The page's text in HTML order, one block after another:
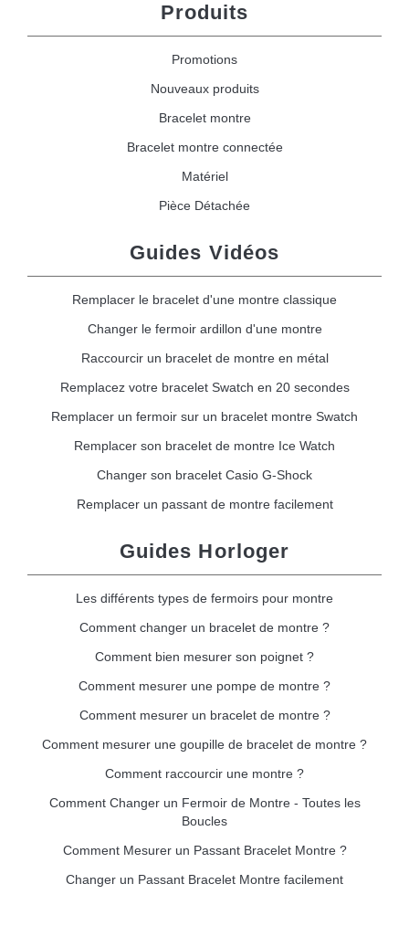
Produits
Promotions
Nouveaux produits
Bracelet montre
Bracelet montre connectée
Matériel
Pièce Détachée
Guides Vidéos
Remplacer le bracelet d'une montre classique
Changer le fermoir ardillon d'une montre
Raccourcir un bracelet de montre en métal
Remplacez votre bracelet Swatch en 20 secondes
Remplacer un fermoir sur un bracelet montre Swatch
Remplacer son bracelet de montre Ice Watch
Changer son bracelet Casio G-Shock
Remplacer un passant de montre facilement
Guides Horloger
Les différents types de fermoirs pour montre
Comment changer un bracelet de montre ?
Comment bien mesurer son poignet ?
Comment mesurer une pompe de montre ?
Comment mesurer un bracelet de montre ?
Comment mesurer une goupille de bracelet de montre ?
Comment raccourcir une montre ?
Comment Changer un Fermoir de Montre - Toutes les
Boucles
Comment Mesurer un Passant Bracelet Montre ?
Changer un Passant Bracelet Montre facilement